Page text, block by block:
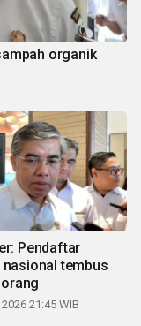
organik
Pendaftar
tembus
21:45 WIB